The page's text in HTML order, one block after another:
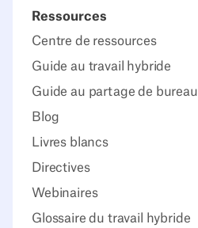
Ressources
Centre de ressources
Guide au travail hybride
Guide au partage de bureau
Blog
Livres blancs
Directives
Webinaires
Glossaire du travail hybride